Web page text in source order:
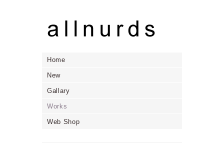
Home
New
Gallary
Works
Web Shop